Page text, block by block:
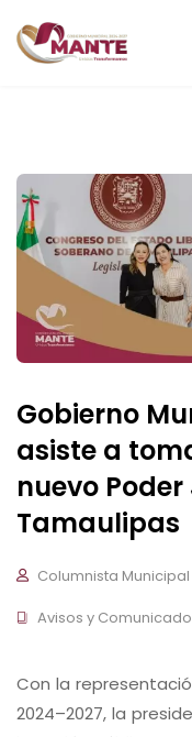
Gobierno
asiste a
nuevo
Tamaulipas
Columnista Municipal
Avisos y
Con la
2024–2027, la